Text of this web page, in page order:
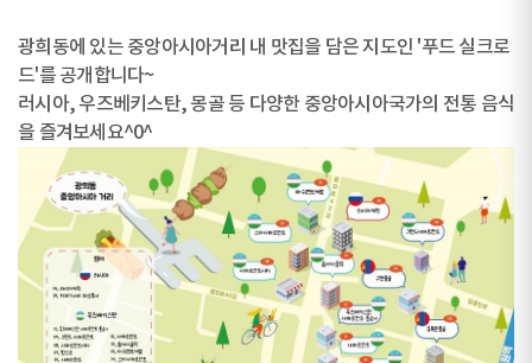
광희동에 있는 중앙아시아거리 내 맛집을 담은 지도인 '푸드 실크로
드'를 공개합니다~
러시아, 우즈베키스탄, 몽골 등 다양한 중앙아시아국가의 전통 음식
을 즐겨보세요^0^